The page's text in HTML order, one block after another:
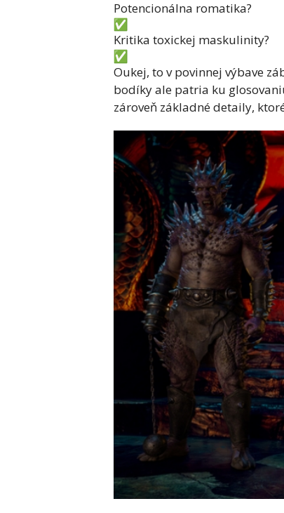
️Potencionálna romatika?
️Kritika toxickej maskulinity?
️Oukej, to v povinnej výbave
bodíky ale patria ku
zároveň základné detaily,